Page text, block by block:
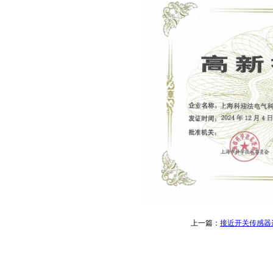
上一篇：接近开关传感